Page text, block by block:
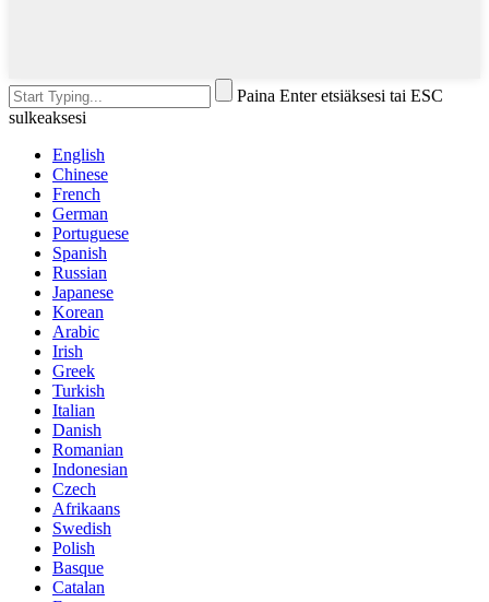
Paina Enter etsiäksesi tai ESC
sulkeaksesi
English
Chinese
French
German
Portuguese
Spanish
Russian
Japanese
Korean
Arabic
Irish
Greek
Turkish
Italian
Danish
Romanian
Indonesian
Czech
Afrikaans
Swedish
Polish
Basque
Catalan